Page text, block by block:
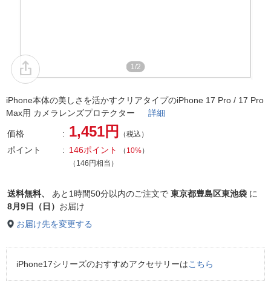
1/2
iPhone本体の美しさを活かすクリアタイプのiPhone 17 Pro / 17 Pro
Max用 カメラレンズプロテクター 詳細
価格 1,451円 （税込）
ポイント 146ポイント （ 10%）
（146円相当）
送料無料、 あと 1時間50分以内のご注文で 東京都豊島区東池袋 に
8月9日（日） お届け
お届け先を変更する
iPhone17シリーズのおすすめアクセサリーはこちら